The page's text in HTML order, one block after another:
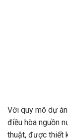
Với quy mô dự
điều hòa nguồn
thuật, được thiết